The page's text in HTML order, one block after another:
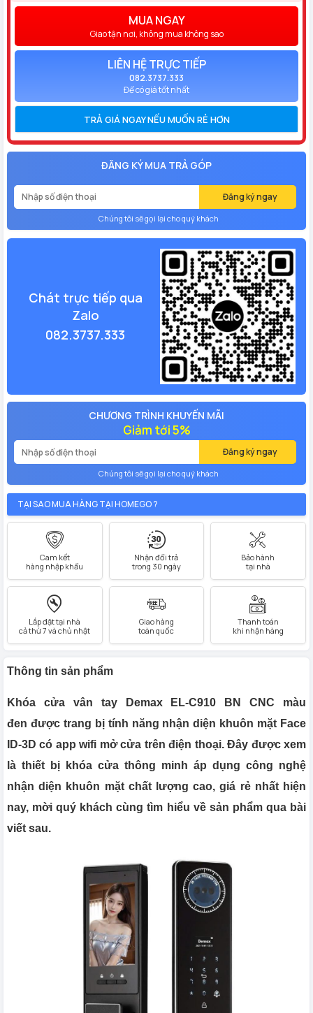
MUA NGAY
Giao tận nơi, không mua không sao
LIÊN HỆ TRỰC TIẾP
082.3737.333
Để có giá tốt nhất
TRẢ GIÁ NGAY NẾU MUỐN RẺ HƠN
ĐĂNG KÝ MUA TRẢ GÓP
Đăng ký ngay
Chúng tôi sẽ gọi lại cho quý khách
Chát trực tiếp qua
Zalo
082.3737.333
CHƯƠNG TRÌNH KHUYẾN MÃI
Giảm tới 5%
Đăng ký ngay
Chúng tôi sẽ gọi lại cho quý khách
TẠI SAO MUA HÀNG TẠI HOMEGO ?
Cam kết
hàng nhập khẩu
Nhận đổi trả
trong 30 ngày
Bảo hành
tại nhà
Lắp đặt tại nhà
cả thứ 7 và chủ nhật
Giao hàng
toàn quốc
Thanh toán
khi nhận hàng
Thông tin sản phẩm
Khóa cửa vân tay Demax EL-C910 BN CNC màu
đen được trang bị tính năng nhận diện khuôn mặt Face
ID-3D có app wifi mở cửa trên điện thoại. Đây được xem
là thiết bị khóa cửa thông minh áp dụng công nghệ
nhận diện khuôn mặt chất lượng cao, giá rẻ nhất hiện
nay, mời quý khách cùng tìm hiểu về sản phẩm qua bài
viết sau.